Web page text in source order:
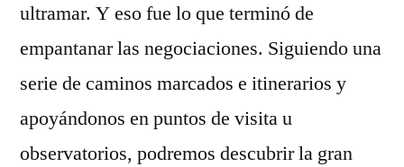
ultramar. Y eso fue lo que terminó de
empantanar las negociaciones. Siguiendo una
serie de caminos marcados e itinerarios y
apoyándonos en puntos de visita u
observatorios, podremos descubrir la gran